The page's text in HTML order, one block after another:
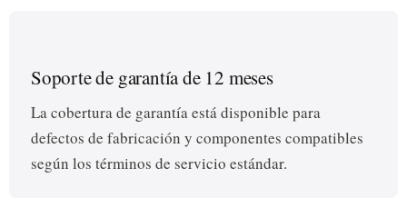
Soporte de garantía de 12 meses
La cobertura de garantía está disponible para
defectos de fabricación y componentes compatibles
según los términos de servicio estándar.